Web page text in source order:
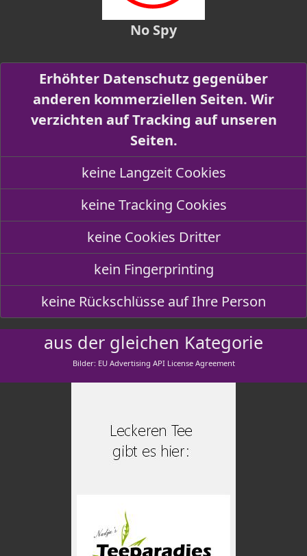
No Spy
Erhöhter Datenschutz gegenüber
anderen kommerziellen Seiten. Wir
verzichten auf Tracking auf unseren
Seiten.
keine Langzeit Cookies
keine Tracking Cookies
keine Cookies Dritter
kein Fingerprinting
keine Rückschlüsse auf Ihre Person
aus der gleichen Kategorie
Bilder: EU Advertising API License Agreement